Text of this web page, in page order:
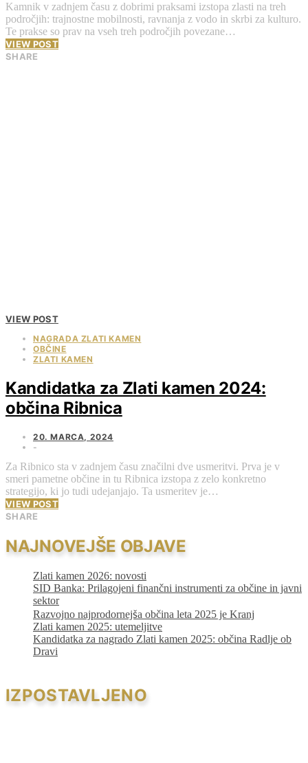
Kamnik v zadnjem času z dobrimi praksami izstopa zlasti na treh
področjih: trajnostne mobilnosti, ravnanja z vodo in skrbi za kulturo.
Te prakse so prav na vseh treh področjih povezane…
VIEW POST
SHARE
VIEW POST
NAGRADA ZLATI KAMEN
OBČINE
ZLATI KAMEN
Kandidatka za Zlati kamen 2024:
občina Ribnica
20. MARCA, 2024
Za Ribnico sta v zadnjem času značilni dve usmeritvi. Prva je v
smeri pametne občine in tu Ribnica izstopa z zelo konkretno
strategijo, ki jo tudi udejanjajo. Ta usmeritev je…
VIEW POST
SHARE
NAJNOVEJŠE OBJAVE
Zlati kamen 2026: novosti
SID Banka: Prilagojeni finančni instrumenti za občine in javni
sektor
Razvojno najprodornejša občina leta 2025 je Kranj
Zlati kamen 2025: utemeljitve
Kandidatka za nagrado Zlati kamen 2025: občina Radlje ob
Dravi
IZPOSTAVLJENO